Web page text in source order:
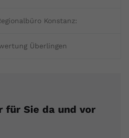
Konstanz:
Überlingen
für Sie da und vor